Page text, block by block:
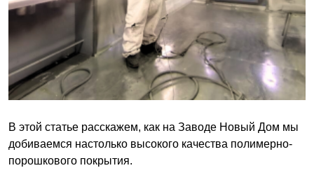
В этой статье расскажем, как на Заводе Новый Дом мы
добиваемся настолько высокого качества полимерно-
порошкового покрытия.